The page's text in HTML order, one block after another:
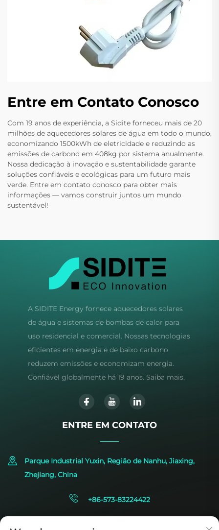
Entre em Contato Conosco
Com 19 anos de experiência, a Sidite forneceu mais de 20
milhões de aquecedores solares de água em todo o mundo,
economizando 1500kWh de eletricidade e reduzindo as
emissões de carbono em 408kg por sistema anualmente.
Nossa dedicação à inovação e sustentabilidade garante
soluções confiáveis e ecológicas para um futuro mais
verde. Entre em contato conosco para obter mais
informações — vamos construir juntos um mundo
sustentável!
A SIDITE Energy fornece aquecedores solares
de água e sistemas de bombas de calor para
uso residencial e comercial. Nossas tecnologias
eficientes em energia e de baixo carbono
reduzem emissões e economizam energia.
Confiável globalmente há 19 anos. Saiba mais.
ENTRE EM CONTATO
Parque Industrial Yuxin, Região de Nanhu, Jiaxing,
Zhejiang, China
+86-573-83224422